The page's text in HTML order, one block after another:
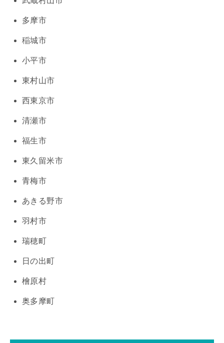
多摩市
稲城市
小平市
東村山市
西東京市
清瀬市
福生市
東久留米市
青梅市
あきる野市
羽村市
瑞穂町
日の出町
檜原村
奥多摩町